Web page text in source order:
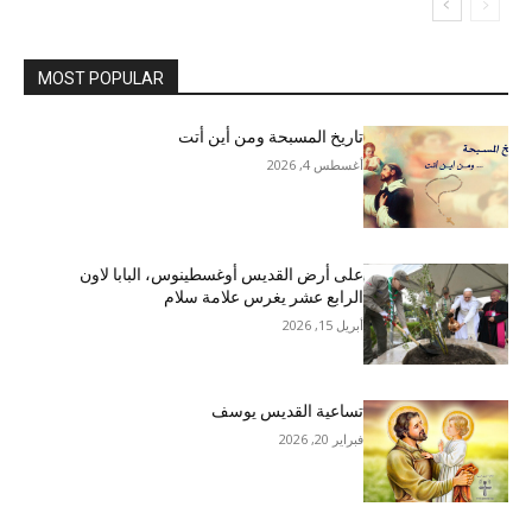
MOST POPULAR
تاريخ المسبحة ومن أين أتت
أغسطس 4, 2026
على أرض القديس أوغسطينوس، البابا لاون
الرابع عشر يغرس علامة سلام
أبريل 15, 2026
تساعية القديس يوسف
فبراير 20, 2026